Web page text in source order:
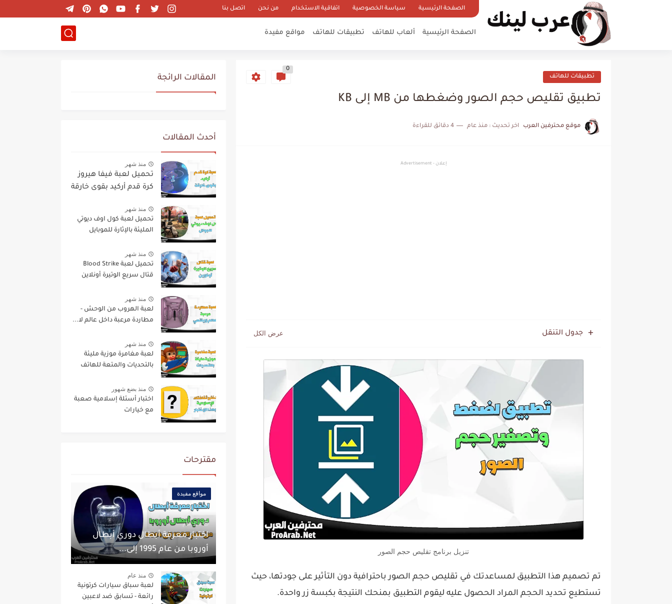
الصفحة الرئيسية سياسة الخصوصية اتفاقية الاستخدام من نحن اتصل بنا
الصفحة الرئيسية ألعاب للهاتف تطبيقات للهاتف مواقع مفيدة
تطبيقات للهاتف
0
تطبيق تقليص حجم الصور وضغطها من MB إلى KB
موقع محترفين العرب اخر تحديث : منذ عام 4 دقائق للقراءة
إعلان - Advertisement
جدول التنقل
تنزيل برنامج تقليص حجم الصور
تم تصميم هذا التطبيق لمساعدتك في تقليص حجم الصور باحترافية دون التأثير على جودتها، حيث
تستطيع تحديد الحجم المراد الحصول عليه ليقوم التطبيق بمنحك النتيجة بكبسة زر واحدة.
المقالات الرائجة
أحدث المقالات
منذ شهر
تحميل لعبة فيفا هيروز
كرة قدم أركيد بقوى خارقة
منذ شهر
تحميل لعبة كول اوف ديوتي
المليئة بالإثارة للموبايل
منذ شهر
تحميل لعبة Blood Strike
قتال سريع الوتيرة أونلاين
منذ شهر
لعبة الهروب من الوحش -
مطاردة مرعبة داخل عالم لا...
منذ شهر
لعبة مغامرة موزية مليئة
بالتحديات والمتعة للهاتف
منذ بضع شهور
اختبار أسئلة إسلامية صعبة
مع خيارات
مقترحات
مواقع مفيدة
منذ عام
اختبار معرفة أبطال دوري أبطال
أوروبا من عام 1995 إلى...
منذ عام
لعبة سباق سيارات كرتونية
رائعة - تسابق ضد لاعبين